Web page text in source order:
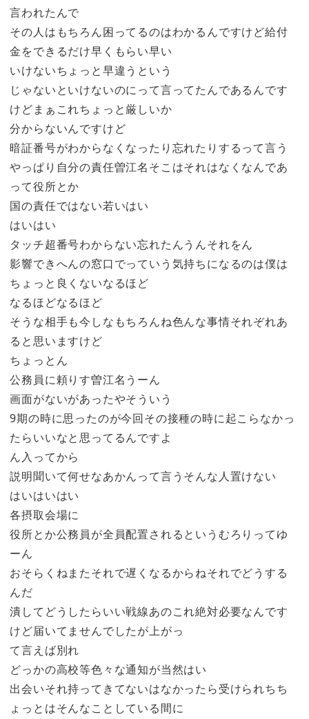
言われたんで
その人はもちろん困ってるのはわかるんですけど給付
金をできるだけ早くもらい早い
いけないちょっと早違うという
じゃないといけないのにって言ってたんであるんです
けどまぁこれちょっと厳しいか
分からないんですけど
暗証番号がわからなくなったり忘れたりするって言う
やっぱり自分の責任曽江名そこはそれはなくなんであ
って役所とか
国の責任ではない若いはい
はいはい
タッチ超番号わからない忘れたんうんそれをん
影響できへんの窓口でっていう気持ちになるのは僕は
ちょっと良くないなるほど
なるほどなるほど
そうな相手も今しなもちろんね色んな事情それぞれあ
ると思いますけど
ちょっとん
公務員に頼りす曽江名うーん
画面がないがあったやそういう
9期の時に思ったのが今回その接種の時に起こらなかっ
たらいいなと思ってるんですよ
ん入ってから
説明聞いて何せなあかんって言うそんな人置けない
はいはいはい
各摂取会場に
役所とか公務員が全員配置されるというむろりってゆ
ーん
おそらくねまたそれで遅くなるからねそれでどうする
んだ
潰してどうしたらいい戦線あのこれ絶対必要なんです
けど届いてませんでしたが上がっ
て言えば別れ
どっかの高校等色々な通知が当然はい
出会いそれ持ってきてないはなかったら受けられちち
ょっとはそんなことしている間に